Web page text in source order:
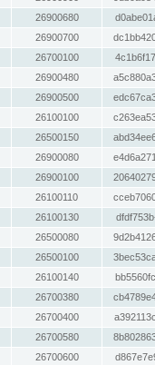
26900680
26900700
26700100
26900480
26900500
26100100
26500150
26900080
26900100
26100110
26100130
26500080
26500100
26100140
26700380
26700400
26700580
26700600